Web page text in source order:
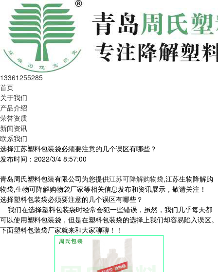
13361255285
首页
关于我们
产品介绍
荣誉资质
新闻资讯
联系我们
选择江苏塑料包装袋必须要注意的几个误区有哪些？
发布时间：2022/3/4 8:57:00
青岛周氏塑料包装有限公司为您提供江苏可降解购物袋,江苏生物降解购
物袋,生物可降解购物袋厂家等相关信息发布和资讯展示，敬请关注！
选择塑料包装袋必须要注意的几个误区有哪些？
我们在选择塑料包装袋时经常会犯一些错误，虽然，我们几乎每天都
可以使用塑料包装袋，但是在塑料包装袋的选择上我们却容易陷入误区。
下面塑料包装袋厂家就来和大家聊聊！！